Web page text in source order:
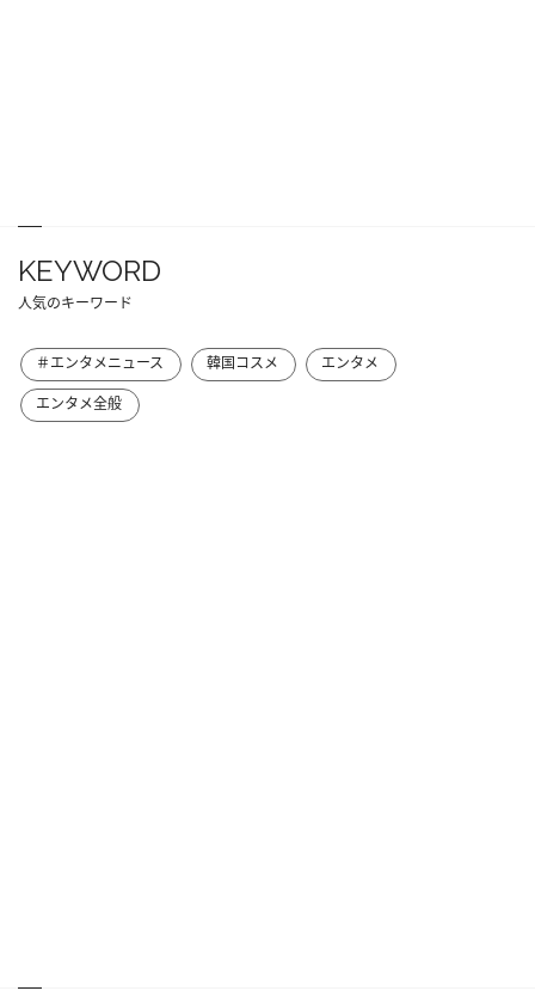
KEYWORD
人気のキーワード
＃エンタメニュース 韓国コスメ
エンタメ
エンタメ全般